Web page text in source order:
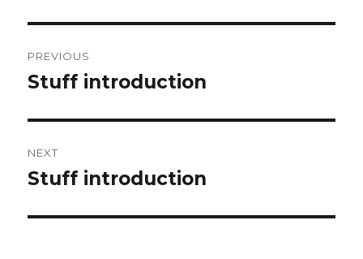
navigation
PREVIOUS
Previous
Stuff introduction
NEXT
Next
Stuff introduction